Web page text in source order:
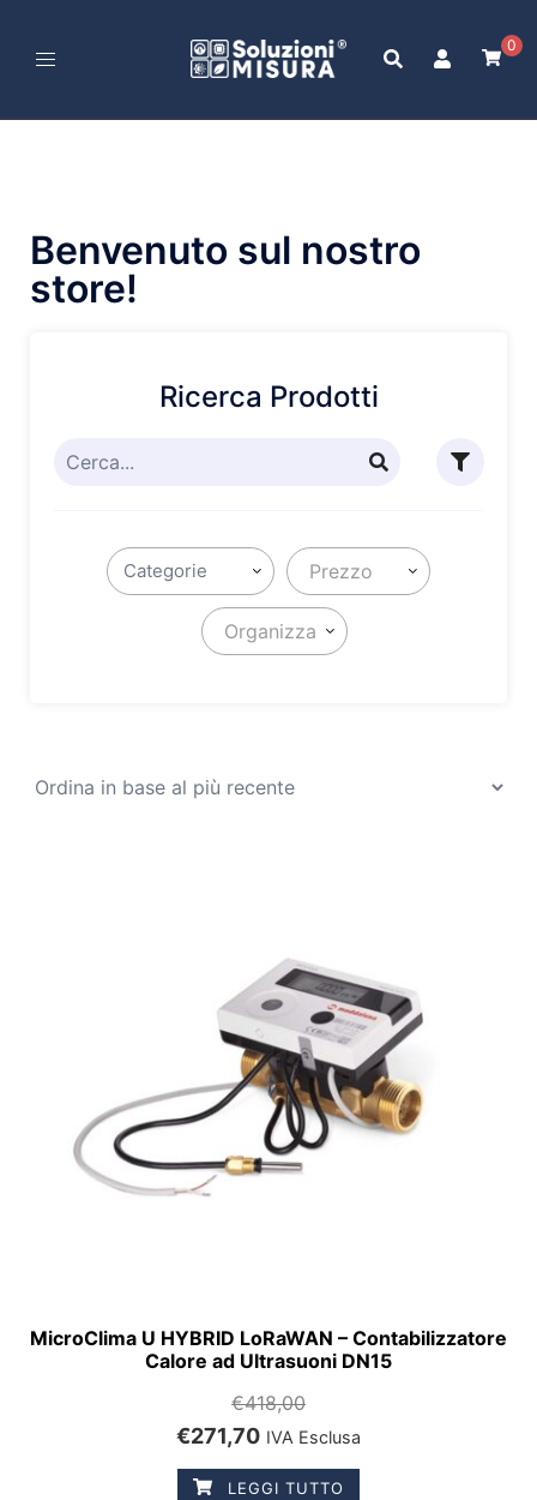
0
Benvenuto sul nostro
store!
Ricerca Prodotti
Prezzo
Organizza
MicroClima U HYBRID LoRaWAN – Contabilizzatore
Calore ad Ultrasuoni DN15
€418,00
€271,70 IVA Esclusa
LEGGI TUTTO